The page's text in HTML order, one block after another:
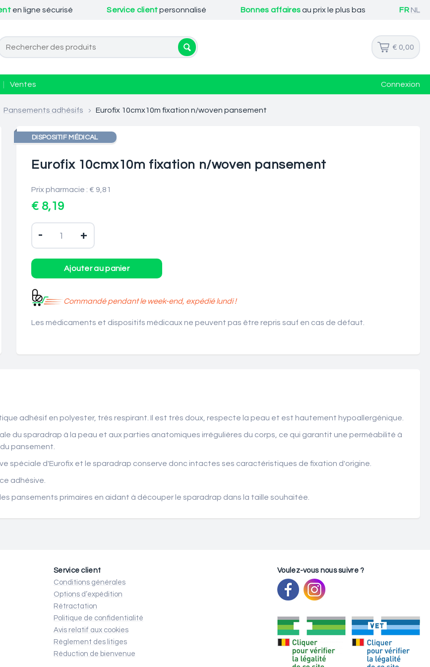
en ligne sécurisé Service clientpersonnalisé Bonnes affairesau prix le plus bas FR NL
€ 0,00
Ventes Connexion
Pansements adhésifs > Eurofix 10cmx10m fixation n/woven pansement
DISPOSITIF MÉDICAL
Eurofix 10cmx10m fixation n/woven pansement
Prix pharmacie : € 9,81
€ 8,19
- +
Commandé pendant le week-end, expédié lundi !
Les médicaments et dispositifs médicaux ne peuvent pas être repris sauf en cas de défaut.
adhésif en polyester, très respirant. Il est très doux, respecte la peau et est hautement hypoallergénique.
du sparadrap à la peau et aux parties anatomiques irrégulières du corps, ce qui garantit une perméabilité à
pansement.
spéciale d'Eurofix et le sparadrap conserve donc intactes ses caractéristiques de fixation d'origine.
adhésive.
pansements primaires en aidant à découper le sparadrap dans la taille souhaitée.
Service client
Conditions générales
Options d’expédition
Rétractation
Politique de confidentialité
Avis relatif aux cookies
Règlement des litiges
Réduction de bienvenue
Voulez-vous nous suivre ?